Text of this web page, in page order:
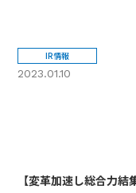
IR情報
2023.01.10
【変革加速し総合力結